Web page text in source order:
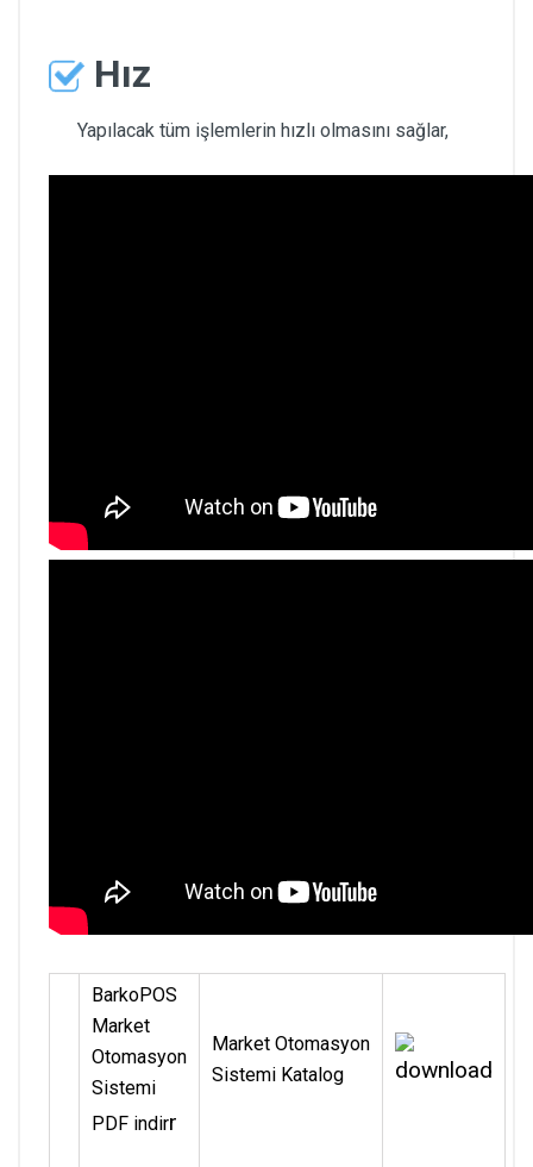
Hız
Yapılacak tüm işlemlerin hızlı olmasını sağlar,
BarkoPOS
Market
Otomasyon
Sistemi
PDF indirr
Market Otomasyon
Sistemi Katalog